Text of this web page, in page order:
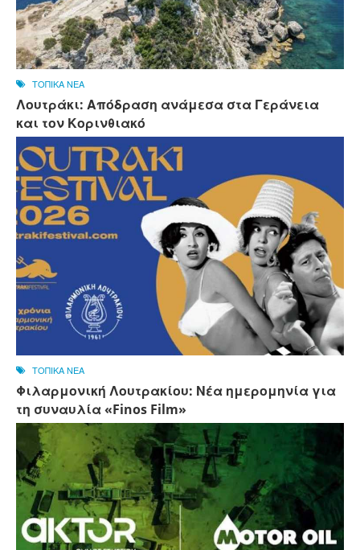
ΤΟΠΙΚΑ ΝΕΑ
Λουτράκι: Απόδραση ανάμεσα στα Γεράνεια
και τον Κορινθιακό
ΤΟΠΙΚΑ ΝΕΑ
Φιλαρμονική Λουτρακίου: Νέα ημερομηνία για
τη συναυλία «Finos Film»